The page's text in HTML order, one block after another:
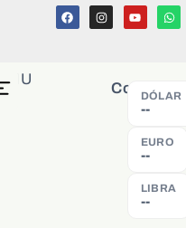
Cotação
DÓLAR
--
EURO
--
LIBRA
--